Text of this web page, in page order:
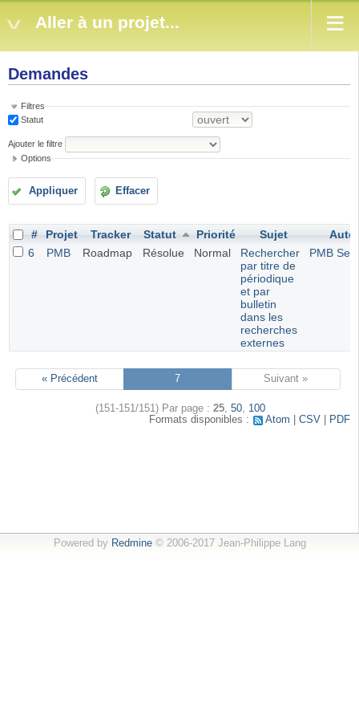
Aller à un projet...
Demandes
Filtres
Statut
Ajouter le filtre
Options
Appliquer Effacer
# Projet Tracker Statut Priorité Sujet
6
PMB Roadmap Résolue Normal
Rechercher
par titre de
périodique
et par
bulletin
dans les
recherches
externes
PMB
« Précédent 7 Suivant »
(151-151/151) Par page : 25, 50, 100
Formats disponibles :
Atom CSV PDF
Powered by Redmine© 2006-2017 Jean-Philippe Lang